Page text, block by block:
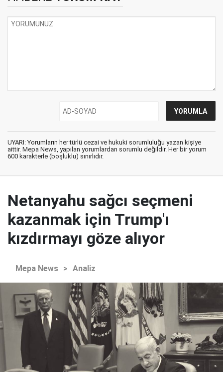
UYARI: Yorumların her türlü cezai ve hukuki sorumluluğu yazan kişiye
aittir. Mepa News, yapılan yorumlardan sorumlu değildir. Her bir yorum
600 karakterle (boşluklu) sınırlıdır.
Netanyahu sağcı seçmeni
kazanmak için Trump'ı
kızdırmayı göze alıyor
Mepa News > Analiz